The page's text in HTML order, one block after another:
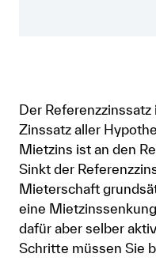
Der
Zinssatz aller
Mietzins ist an den
Sinkt der
Mieterschaft
eine
dafür aber selber
Schritte müssen Sie